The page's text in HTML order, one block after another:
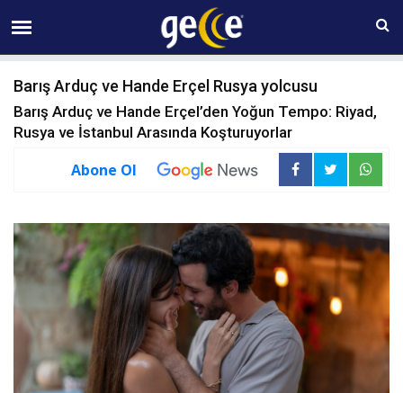
07 AĞUSTOS Cuma 11:14
Barış Arduç ve Hande Erçel Rusya yolcusu
Barış Arduç ve Hande Erçel’den Yoğun Tempo: Riyad,
Rusya ve İstanbul Arasında Koşturuyorlar
Abone Ol